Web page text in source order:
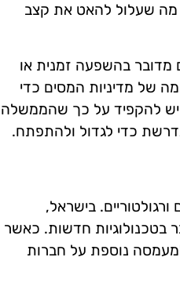
מה שעלול להאט את קצב
מדובר בהשפעה זמנית או
של מדיניות המסים כדי
להקפיד על כך שהממשלה
כדי לגדול ולהתפתח.
בישראל,
בטכנולוגיות חדשות. כאשר
למעמסה נוספת על חברות